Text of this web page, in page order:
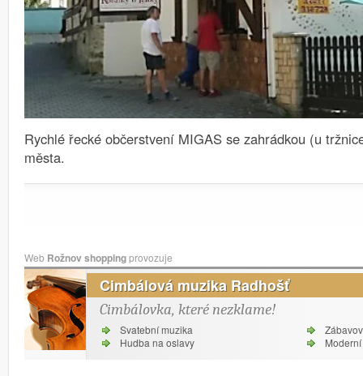
Rychlé řecké občerstvení MIGAS se zahrádkou (u
města.
Web Rožnov shoppingprovozuje
Cimbálová muzika Radhošť
Cimbálovka, které nezklame!
Svatební muzika
Hudba na oslavy